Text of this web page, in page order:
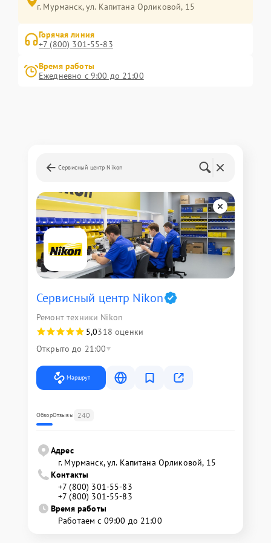
г. Мурманск, ул. Капитана Орликовой, 15
Горячая линия
+7 (800) 301-55-83
Время работы
Ежедневно с 9:00 до 21:00
Сервисный центр Nikon
Сервисный центр Nikon
Ремонт техники Nikon
5,0318 оценки
Открыто до 21:00
Маршрут
ОбзорОтзывы 240
Адрес
г. Мурманск, ул. Капитана Орликовой, 15
Контакты
+7 (800) 301-55-83
+7 (800) 301-55-83
Время работы
Работаем с 09:00 до 21:00